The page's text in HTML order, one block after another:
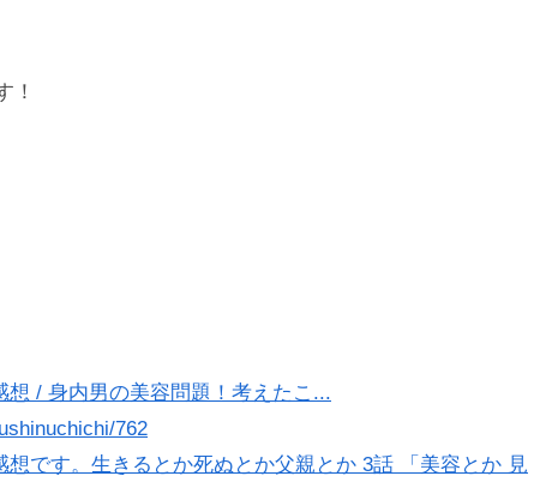
！
/ 身内男の美容問題！考えたこ...
762
です。生きるとか死ぬとか父親とか 3話 「美容とか 見